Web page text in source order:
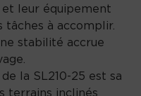
leur équipement
tâches à accomplir.
stabilité accrue
la SL210-25 est sa
terrains inclinés